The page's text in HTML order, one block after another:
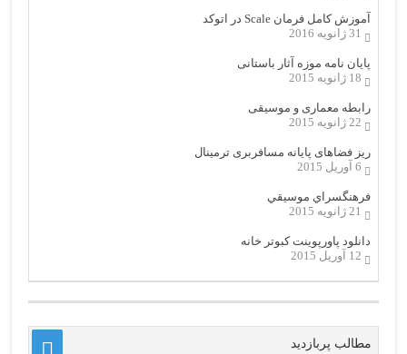
آموزش کامل فرمان Scale در اتوکد
31 ژانویه 2016
پایان نامه موزه آثار باستانی
18 ژانویه 2015
رابطه معماری و موسیقی
22 ژانویه 2015
ریز فضاهای پایانه مسافربری ترمینال
6 آوریل 2015
فرهنگسراي موسيقي
21 ژانویه 2015
دانلود پاورپوینت کبوتر خانه
12 آوریل 2015
مطالب پربازدید